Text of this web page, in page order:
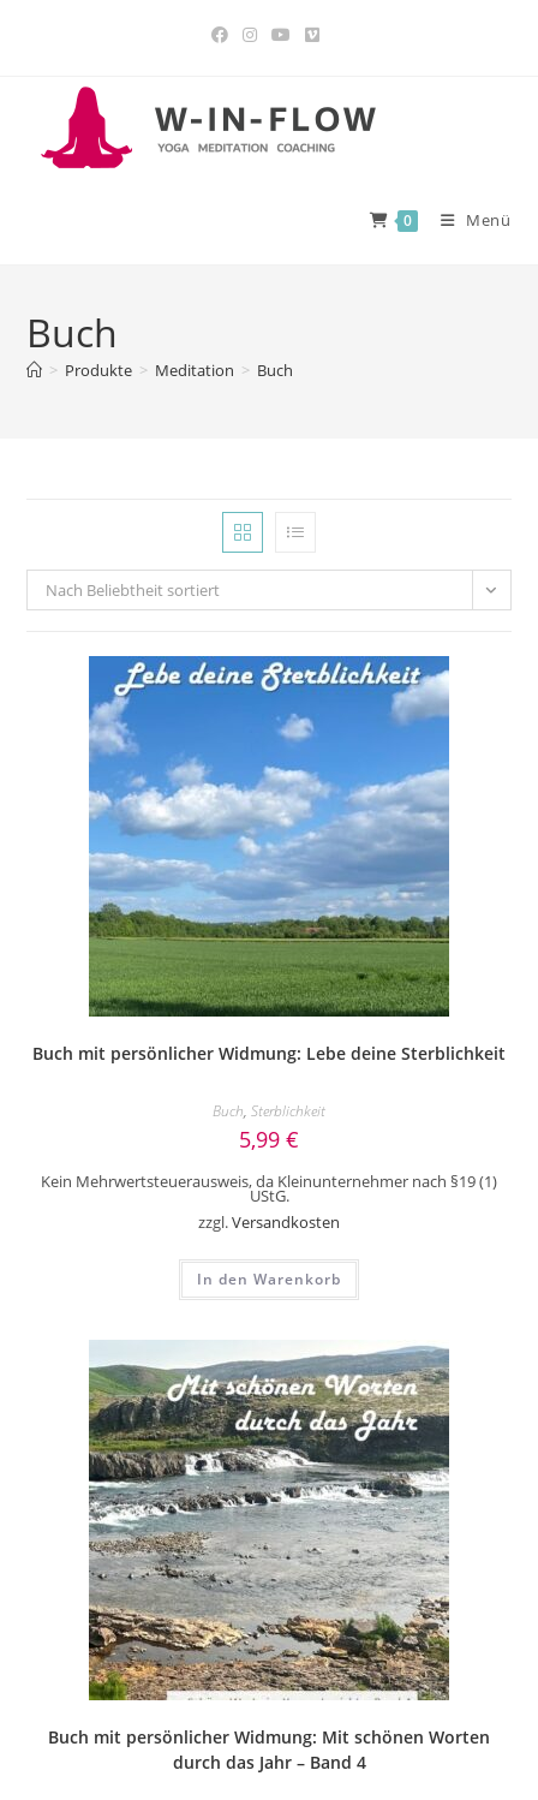
0 Menü
Buch
> Produkte > Meditation > Buch
Nach Beliebtheit sortiert
Buch mit persönlicher Widmung: Lebe deine Sterblichkeit
Buch, Sterblichkeit
5,99 €
Kein Mehrwertsteuerausweis, da Kleinunternehmer nach §19 (1)
UStG.
zzgl.Versandkosten
In den Warenkorb
Buch mit persönlicher Widmung: Mit schönen Worten
durch das Jahr – Band 4